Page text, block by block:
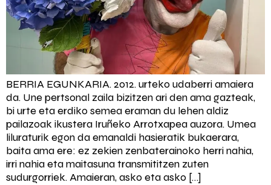
BERRIA EGUNKARIA. 2012. urteko udaberri amaiera
da. Une pertsonal zaila bizitzen ari den ama gazteak,
bi urte eta erdiko semea eraman du lehen aldiz
pailazoak ikustera Iruñeko Arrotxapea auzora. Umea
liluraturik egon da emanaldi hasieratik bukaerara,
baita ama ere: ez zekien zenbaterainoko herri nahia,
irri nahia eta maitasuna transmititzen zuten
sudurgorriek. Amaieran, asko eta asko […]